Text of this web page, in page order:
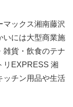
マックス湘南藤沢
いには大型商業施
雑貨・飲食のテナ
リEXPRESS 湘
ッチン用品や生活